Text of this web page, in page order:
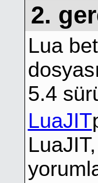
2.
Lua
5.4
LuaJIT